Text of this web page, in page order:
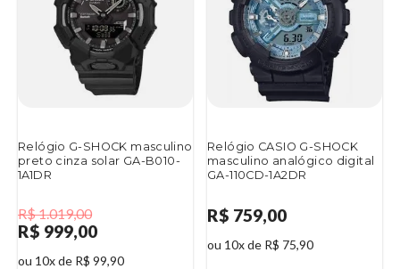
Relógio G-SHOCK masculino
preto cinza solar GA-B010-
1A1DR
R$ 1.019,00
R$ 999,00
ou 10x de R$ 99,90
Relógio CASIO G-SHOCK
masculino analógico digital
GA-110CD-1A2DR
R$ 759,00
ou 10x de R$ 75,90